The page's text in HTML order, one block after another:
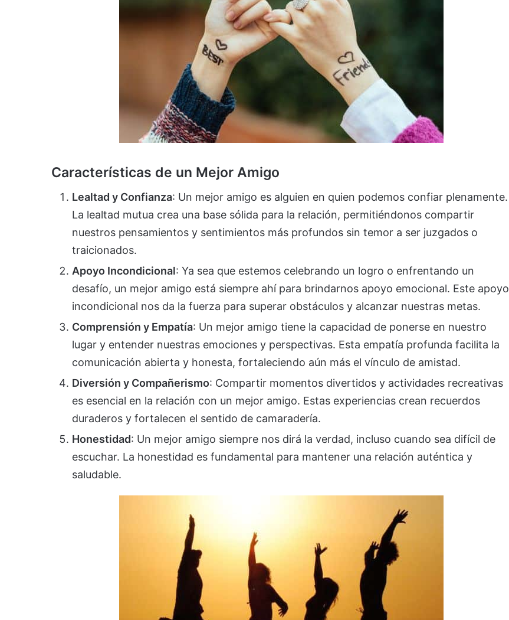
Características de un Mejor Amigo
Lealtad y Confianza: Un mejor amigo es alguien en quien podemos confiar plenamente.
La lealtad mutua crea una base sólida para la relación, permitiéndonos compartir
nuestros pensamientos y sentimientos más profundos sin temor a ser juzgados o
traicionados.
Apoyo Incondicional: Ya sea que estemos celebrando un logro o enfrentando un
desafío, un mejor amigo está siempre ahí para brindarnos apoyo emocional. Este apoyo
incondicional nos da la fuerza para superar obstáculos y alcanzar nuestras metas.
Comprensión y Empatía: Un mejor amigo tiene la capacidad de ponerse en nuestro
lugar y entender nuestras emociones y perspectivas. Esta empatía profunda facilita la
comunicación abierta y honesta, fortaleciendo aún más el vínculo de amistad.
Diversión y Compañerismo: Compartir momentos divertidos y actividades recreativas
es esencial en la relación con un mejor amigo. Estas experiencias crean recuerdos
duraderos y fortalecen el sentido de camaradería.
Honestidad: Un mejor amigo siempre nos dirá la verdad, incluso cuando sea difícil de
escuchar. La honestidad es fundamental para mantener una relación auténtica y
saludable.